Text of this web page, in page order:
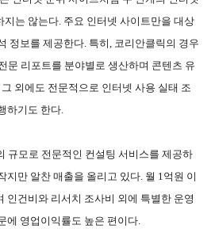
지는 않는다. 주요 인터넷 사이트만을 대상
정보를 제공한다. 특히, 코리안클릭의 경우
문 리포트를 분야별로 생산하며 콘텐츠 유
그 외에도 전문적으로 인터넷 사용 실태 조
하기도 한다.
규모로 전문적인 컨설팅 서비스를 제공하
지만 알찬 매출을 올리고 있다. 월 1억원 이
인건비와 리서치 조사비 외에 특별한 운영
에 영업이익률도 높은 편이다.